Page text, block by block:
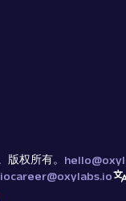
权所有。
career@oxylabs.io